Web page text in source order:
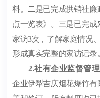
料。二是已完成供销社廉
点一览表》。三是已完
家访3次，了解家庭情况
形成真实完整的家访记录。
2.社有企业监督管理
企业伊犁吉庆烟花爆竹